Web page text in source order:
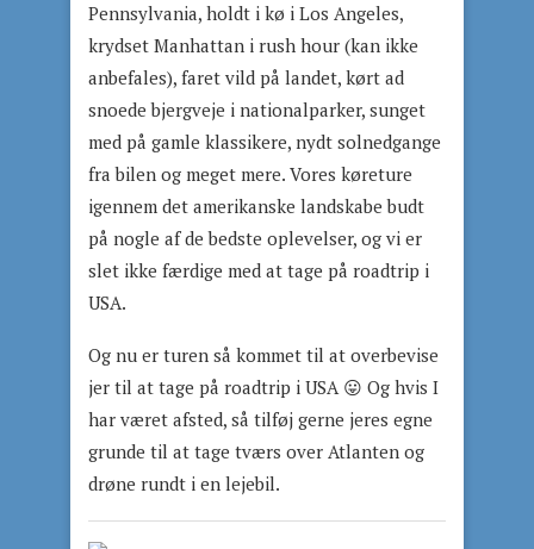
Pennsylvania, holdt i kø i Los Angeles,
krydset Manhattan i rush hour (kan ikke
anbefales), faret vild på landet, kørt ad
snoede bjergveje i nationalparker, sunget
med på gamle klassikere, nydt solnedgange
fra bilen og meget mere. Vores køreture
igennem det amerikanske landskabe budt
på nogle af de bedste oplevelser, og vi er
slet ikke færdige med at tage på roadtrip i
USA.
Og nu er turen så kommet til at overbevise
jer til at tage på roadtrip i USA 😛 Og hvis I
har været afsted, så tilføj gerne jeres egne
grunde til at tage tværs over Atlanten og
drøne rundt i en lejebil.